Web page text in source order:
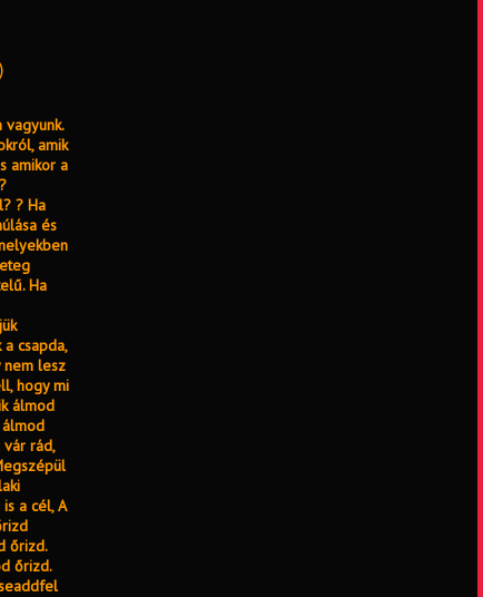
amik
amikor a
? Ha
és
Ha
csapda,
nem lesz
hogy mi
álmod
rád,
a cél, A
őrizd.
őrizd.